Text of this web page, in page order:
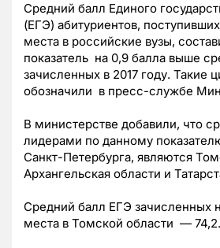
Средний балл Единого
(ЕГЭ) абитуриентов,
места в российские вузы,
показатель на 0,9 балла выше
зачисленных в 2017 году. Такие
обозначили в пресс-службе
В министерстве добавили, что
лидерами по данному
Санкт-Петербурга, являются
Архангельская области и
Средний балл ЕГЭ зачисленных
места в Томской области — 74,2.